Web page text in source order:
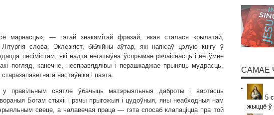
марнасць», — гэтай знакамітай фразай, якая сталася крылатай,
слова. Эклезіяст, біблійны аўтар, які напісаў цэлую кнігу ў
песімістам, які надта негатыўна ўспрымае рэчаіснасць і не ўмее
погляд, канечне, несправядлівы і перашкаджае прыняць мудрасць,
настаўніка і паэта.
у правільным святле ўбачыць матэрыяльныя даброты і вартасць
Богам стыхіі і рэчы прыгожыя і цудоўныя, яны неабходныя нам
свеце, а чалавечая праца — гэта спосаб клапаціцца пра той
САМАЕ
5
жыццё ў